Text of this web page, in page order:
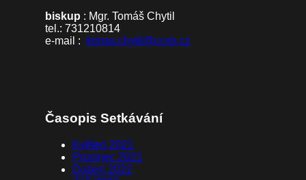
biskup : Mgr. Tomáš Chytil
tel.: 731210814
e-mail : tomas.chytil@ccsh.cz
Časopis Setkávání
Květen 2021
Prosinec 2021
Duben 2022